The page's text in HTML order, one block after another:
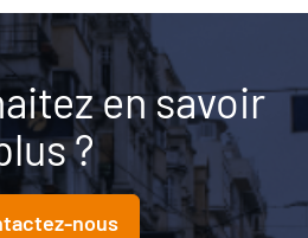
en savoir
?
nous